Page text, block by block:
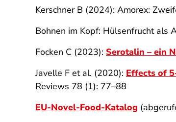
Kerschner B (2024): Amorex:
Bohnen im Kopf: Hülsenfrucht als
Focken C (2023): Serotalin – ein
Javelle F et al. (2020): Effects of
Reviews 78 (1): 77–88
EU-Novel-Food-Katalog